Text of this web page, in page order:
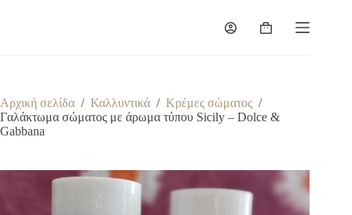
Καλάθι
Αρχική σελίδα / Καλλυντικά / Κρέμες σώματος /
Γαλάκτωμα σώματος με άρωμα τύπου Sicily – Dolce &
Gabbana